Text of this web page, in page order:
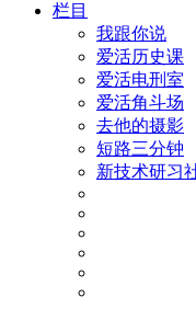
栏目
我跟你说
爱活历史课
爱活电刑室
爱活角斗场
去他的摄影
短路三分钟
新技术研习